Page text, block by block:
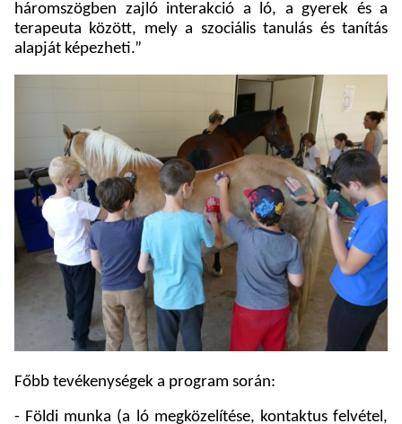
háromszögben zajló interakció a ló, a gyerek és a
terapeuta között, mely a szociális tanulás és tanítás
alapját képezheti.”
Főbb tevékenységek a program során:
- Földi munka (a ló megközelítése, kontaktus felvétel,